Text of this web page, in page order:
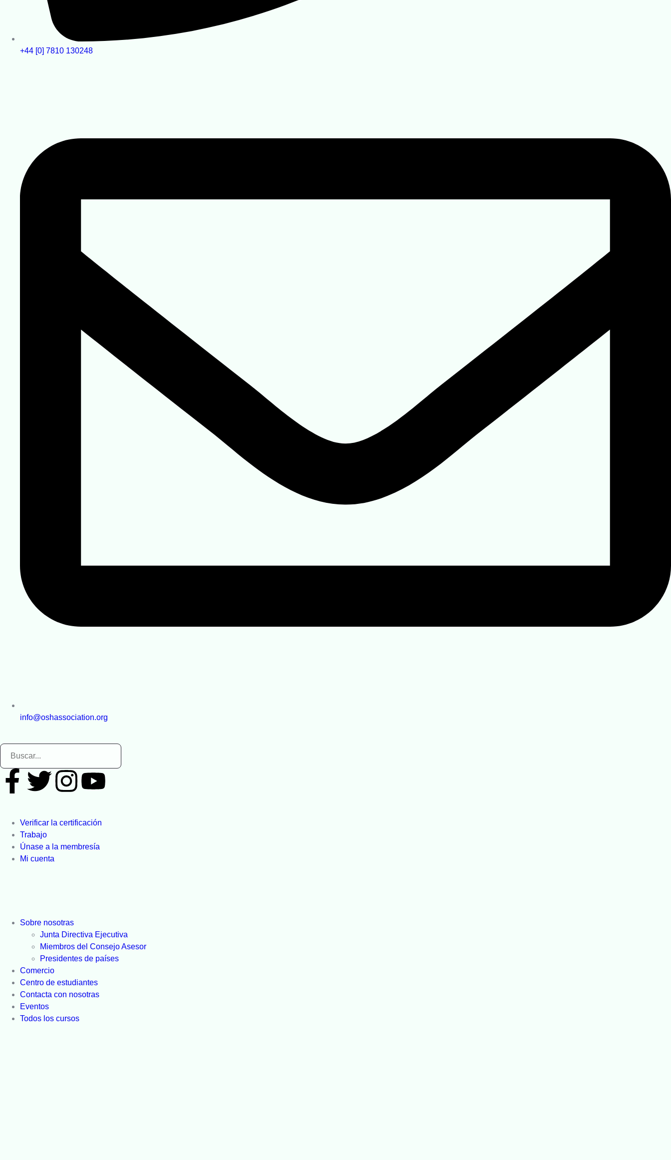
+44 [0] 7810 130248
info@oshassociation.org
Verificar la certificación
Trabajo
Únase a la membresía
Mi cuenta
Sobre nosotras
Junta Directiva Ejecutiva
Miembros del Consejo Asesor
Presidentes de países
Comercio
Centro de estudiantes
Contacta con nosotras
Eventos
Todos los cursos